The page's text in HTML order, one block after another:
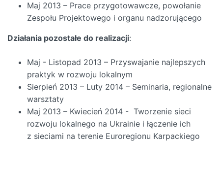
Maj 2013 – Prace przygotowawcze, powołanie
Zespołu Projektowego i organu nadzorującego
Działania pozostałe do realizacji:
Maj - Listopad 2013 – Przyswajanie najlepszych
praktyk w rozwoju lokalnym
Sierpień 2013 – Luty 2014 – Seminaria, regionalne
warsztaty
Maj 2013 – Kwiecień 2014 - Tworzenie sieci
rozwoju lokalnego na Ukrainie i łączenie ich
z sieciami na terenie Euroregionu Karpackiego